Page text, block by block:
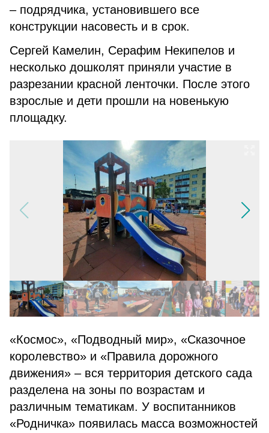
– подрядчика, установившего все
конструкции насовесть и в срок.
Сергей Камелин, Серафим Некипелов и
несколько дошколят приняли участие в
разрезании красной ленточки. После этого
взрослые и дети прошли на новенькую
площадку.
«Космос», «Подводный мир», «Сказочное
королевство» и «Правила дорожного
движения» – вся территория детского сада
разделена на зоны по возрастам и
различным тематикам. У воспитанников
«Родничка» появилась масса возможностей